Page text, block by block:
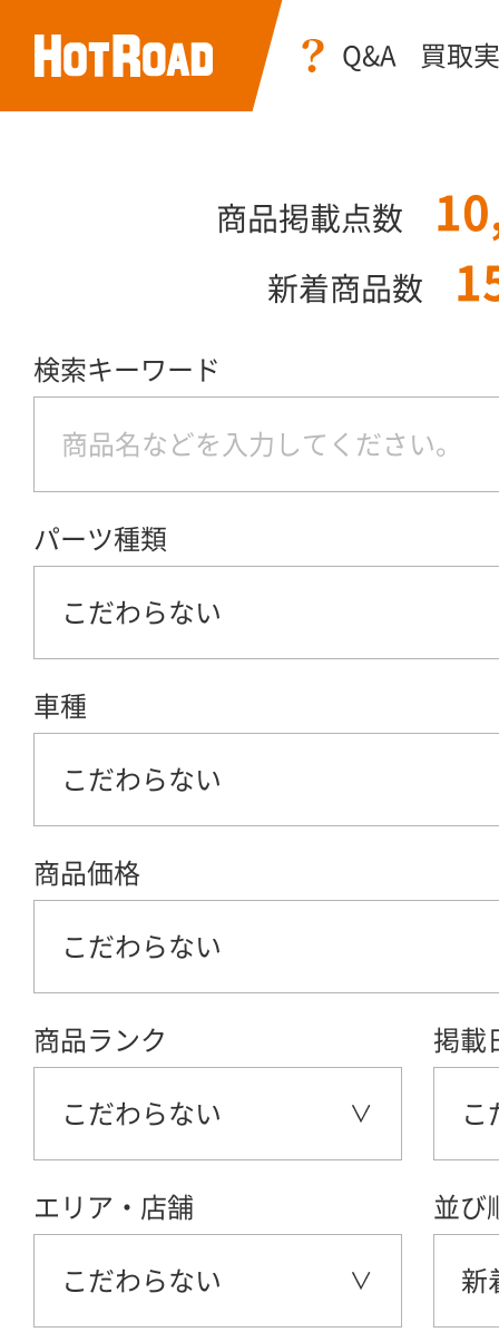
Q&A 買取
商品掲載点数
新着商品数
検索キーワード
パーツ種類
こだわらない
車種
こだわらない
商品価格
こだわらない
商品ランク
こだわらない
掲載
こ
エリア・店舗
こだわらない
並び
新